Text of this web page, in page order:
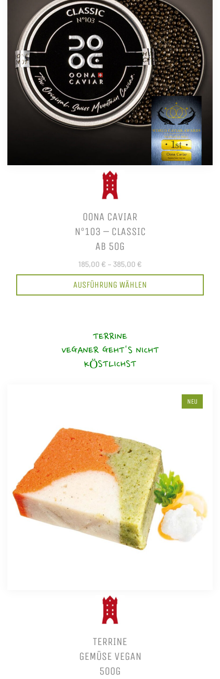
OONA CAVIAR
N°103 – CLASSIC
AB 50G
185,00 € – 385,00 €
AUSFÜHRUNG WÄHLEN
TERRINE
VEGANER GEHT'S NICHT
KÖSTLICHST
NEU
TERRINE
GEMÜSE VEGAN
500G